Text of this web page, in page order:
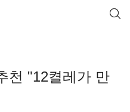
천 "12켤레가 만